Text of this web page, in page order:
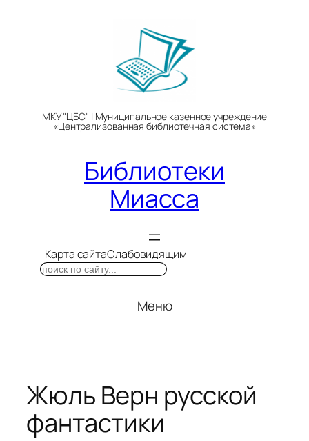
МКУ "ЦБС" | Муниципальное казенное учреждение
«Централизованная библиотечная система»
Библиотеки
Миасса
Карта сайтаСлабовидящим
Поиск
Меню
Жюль Верн русской
фантастики